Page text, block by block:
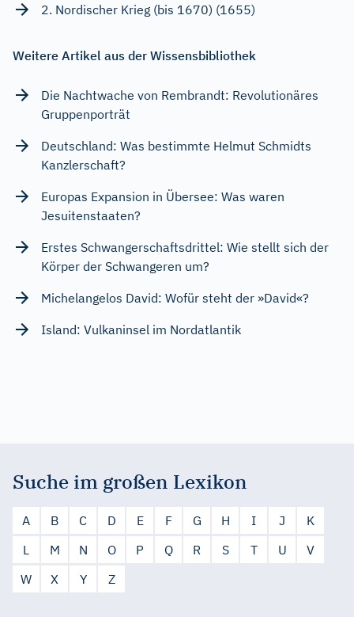
2. Nordischer Krieg (bis 1670) (1655)
Weitere Artikel aus der Wissensbibliothek
Die Nachtwache von Rembrandt: Revolutionäres
Gruppenporträt
Deutschland: Was bestimmte Helmut Schmidts
Kanzlerschaft?
Europas Expansion in Übersee: Was waren
Jesuitenstaaten?
Erstes Schwangerschaftsdrittel: Wie stellt sich der
Körper der Schwangeren um?
Michelangelos David: Wofür steht der »David«?
Island: Vulkaninsel im Nordatlantik
Suche im großen Lexikon
A B C D E F G H I J
K
L
M N O P Q R S T U
V
W
X Y Z